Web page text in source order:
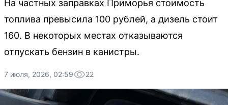
На частных заправках Приморья стоимость
топлива превысила 100 рублей, а дизель стоит
160. В некоторых местах отказываются
отпускать бензин в канистры.
7 июля, 2026, 02:59 22